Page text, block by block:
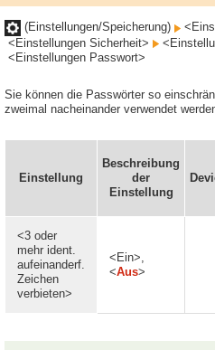
(Einstellungen/Speicherung)
<Einstellungen Sicherheit>
<Einstellungen Passwort>
Sie können die Passwörter so
zweimal nacheinander verwendet
Einstellung
Beschreibung
der
Einstellung
<3 oder
mehr ident.
aufeinanderf.
Zeichen
verbieten>
<Ein>,
<Aus>